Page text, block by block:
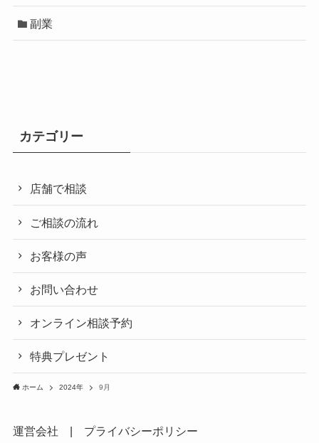
副業
カテゴリー
店舗で相談
ご相談の流れ
お客様の声
お問い合わせ
オンライン相談予約
特典プレゼント
ホーム 2024年 9月
運営会社 | プライバシーポリシー